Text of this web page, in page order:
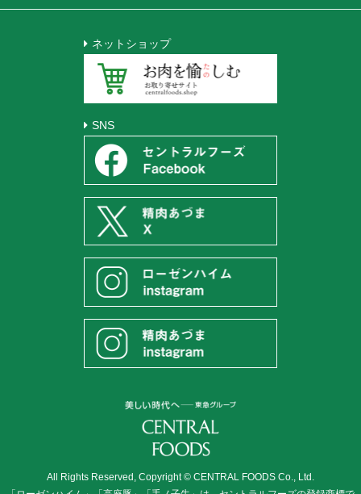
ネットショップ
SNS
All Rights Reserved, Copyright © CENTRAL FOODS Co., Ltd.